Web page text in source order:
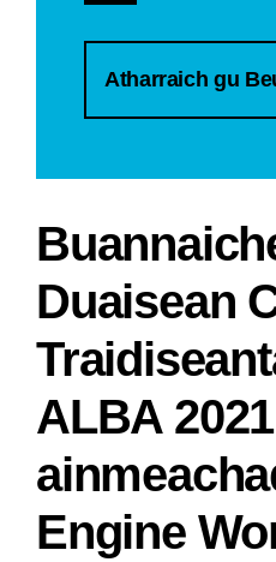
Atharraich gu
Duaisean
ALBA
Engine